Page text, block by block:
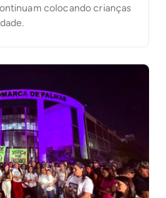
colocando crianças